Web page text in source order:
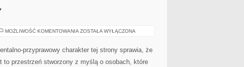
MOŻLIWOŚĆ KOMENTOWANIA PERFUMY
ZOSTAŁA WYŁĄCZONA
przyprawowy charakter tej strony sprawia, że
to przestrzeń stworzony z myślą o osobach, które